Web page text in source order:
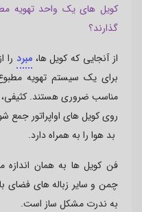
کویل های یک واحد تهویه
گذارند؟
از آنجایی که کویل ها،مبرد را
برای یک سیستم تهویه
مناسب ضروری هستند. کثیفی،
روی کویل های اواپراتور
بد هوا را به همراه دارد.
فن کویل ها به همان اندازه
چمن و سایر زباله های فضای
به ندرت مشکل ساز است.